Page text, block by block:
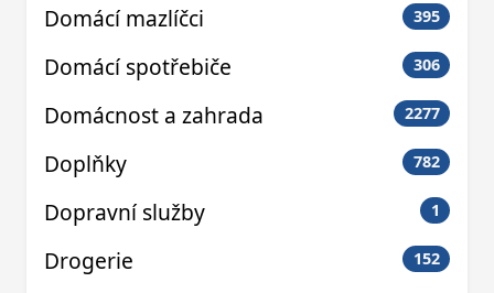
Domácí mazlíčci 395
Domácí spotřebiče 306
Domácnost a zahrada 2277
Doplňky 782
Dopravní služby 1
Drogerie 152